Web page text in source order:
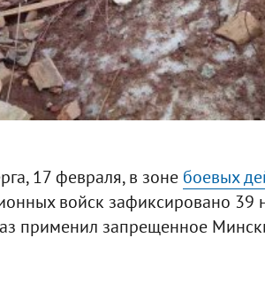
17 февраля, в зоне боевых
войск зафиксировано
применил запрещенное